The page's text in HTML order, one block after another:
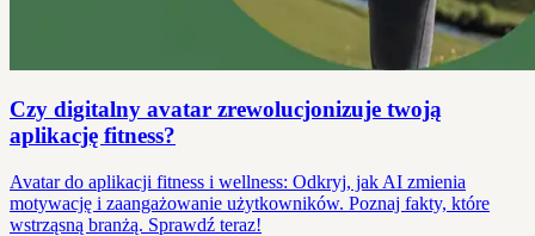
Czy digitalny avatar zrewolucjonizuje twoją
aplikację fitness?
Avatar do aplikacji fitness i wellness: Odkryj, jak AI zmienia
motywację i zaangażowanie użytkowników. Poznaj fakty, które
wstrząsną branżą. Sprawdź teraz!